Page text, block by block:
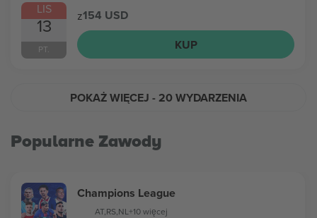
LIS
13
PT.
z154 USD
KUP
POKAŻ WIĘCEJ - 20 WYDARZENIA
Popularne Zawody
Champions League
AT,RS,NL+10 więcej